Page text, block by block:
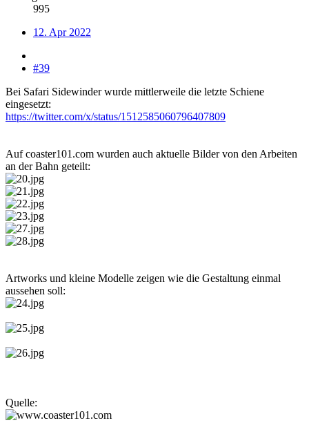
995
12. Apr 2022
#39
Bei Safari Sidewinder wurde mittlerweile die letzte Schiene
eingesetzt:
https://twitter.com/x/status/1512585060796407809
Auf coaster101.com wurden auch aktuelle Bilder von den Arbeiten
an der Bahn geteilt:
Artworks und kleine Modelle zeigen wie die Gestaltung einmal
aussehen soll:
Quelle: